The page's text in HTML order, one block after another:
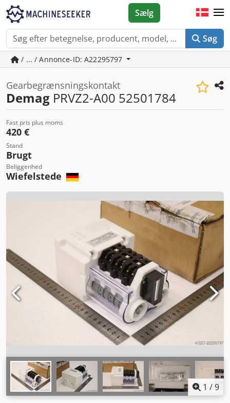
Søg
Sælg
/ ... / Annonce-ID: A22295797
Gearbegrænsningskontakt
Demag PRVZ2-A00 52501784
Fast pris plus moms
420 €
Stand
Brugt
Beliggenhed
Wiefelstede
1 /9